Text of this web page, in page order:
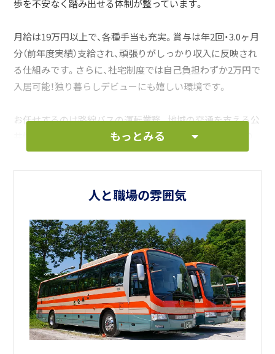
歩を不安なく踏み出せる体制が整っています。
月給は19万円以上で、各種手当も充実。賞与は年2回・3.0ヶ月
分（前年度実績）支給され、頑張りがしっかり収入に反映され
る仕組みです。さらに、社宅制度では自己負担わずか2万円で
入居可能！独り暮らしデビューにも嬉しい環境です。
お任せするのは路線バスの運転業務。地域の交通を支える公
共性の高い仕事で、感謝の言葉をいただく機会も多く、やり
がいは抜群！トラックと違い荷物の積み降ろしもないので、
身体への負担も少なめ。年齢を重ねても無理なく続けられる
の乗り放題」や「千葉ロッテ観戦無料」など、ちょっとした特
典が日々の仕事に楽しみをプラスしてくれます。
「運転が好き」「人と関わる仕事がしたい」「地元で腰を据えて
働きたい」そんな想いがある方、ぜひ一緒に地域の暮らしを
支えるバスドライバーとして活躍しませんか？
もっとみる
人と職場の雰囲気